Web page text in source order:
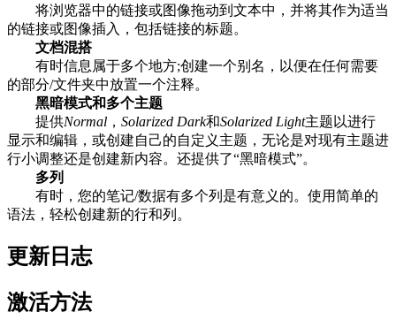
将浏览器中的链接或图像拖动到文本中，并将其作为适当
的链接或图像插入，包括链接的标题。
文档混搭
有时信息属于多个地方;创建一个别名，以便在任何需要
的部分/文件夹中放置一个注释。
黑暗模式和多个主题
提供Normal ， Solarized Dark和Solarized Light主题以进行
显示和编辑，或创建自己的自定义主题，无论是对现有主题进
行小调整还是创建新内容。还提供了“黑暗模式”。
多列
有时，您的笔记/数据有多个列是有意义的。使用简单的
语法，轻松创建新的行和列。
更新日志
激活方法